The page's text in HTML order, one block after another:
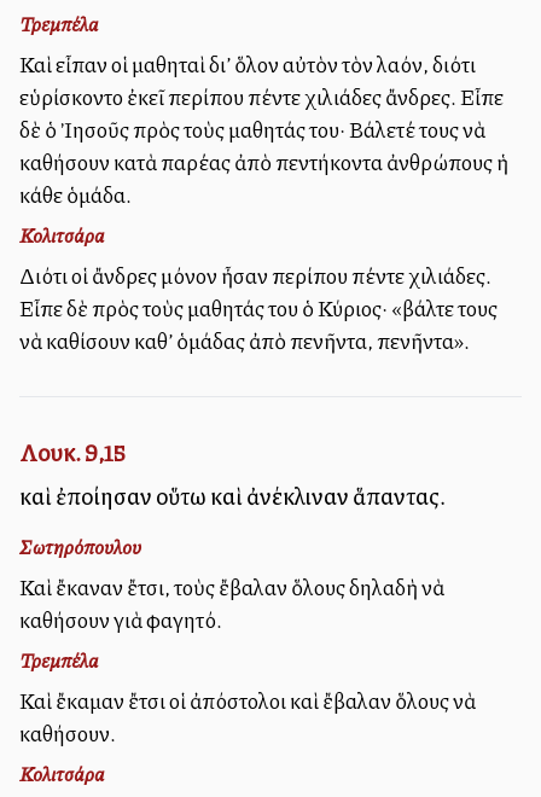
Τρεμπέλα
Καὶ εἶπαν οἱ μαθηταὶ δι’ ὅλον αὐτὸν τὸν λαόν, διότι
εὑρίσκοντο ἐκεῖ περίπου πέντε χιλιάδες ἄνδρες. Εἶπε
δὲ ὁ Ἰησοῦς πρὸς τοὺς μαθητάς του· Βάλετέ τους νὰ
καθήσουν κατὰ παρέας ἀπὸ πεντήκοντα ἀνθρώπους ἡ
κάθε ὁμάδα.
Κολιτσάρα
Διότι οἱ ἄνδρες μόνον ἦσαν περίπου πέντε χιλιάδες.
Εἶπε δὲ πρὸς τοὺς μαθητάς του ὁ Κύριος· «βάλτε τους
νὰ καθίσουν καθ’ ὁμάδας ἀπὸ πενῆντα, πενῆντα».
Λουκ. 9,15
καὶ ἐποίησαν οὕτω καὶ ἀνέκλιναν ἅπαντας.
Σωτηρόπουλου
Καὶ ἔκαναν ἔτσι, τοὺς ἔβαλαν ὅλους δηλαδὴ νὰ
καθήσουν γιὰ φαγητό.
Τρεμπέλα
Καὶ ἔκαμαν ἔτσι οἱ ἀπόστολοι καὶ ἔβαλαν ὅλους νὰ
καθήσουν.
Κολιτσάρα